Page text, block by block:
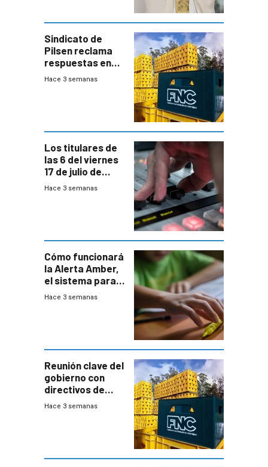
Sindicato de
Pilsen reclama
respuestas en
medio de
Hace 3 semanas
Los titulares de
las 6 del viernes
17 de julio de
2026
Hace 3 semanas
Cómo funcionará
la Alerta Amber,
el sistema para
la búsqueda
Hace 3 semanas
Reunión clave del
gobierno con
directivos de
Fábricas
Hace 3 semanas